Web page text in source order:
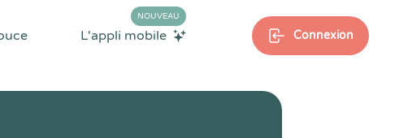
L'appli mobile
NOUVEAU
Connexion